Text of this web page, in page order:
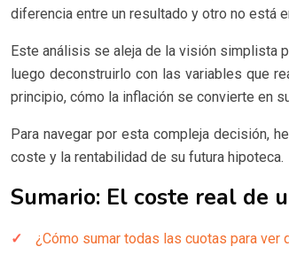
diferencia entre un resultado y otro no está
Este análisis se aleja de la visión simplista
luego deconstruirlo con las variables que
principio, cómo la inflación se convierte en
Para navegar por esta compleja decisión,
coste y la rentabilidad de su futura hipoteca.
Sumario: El coste real de
¿Cómo sumar todas las cuotas para ver